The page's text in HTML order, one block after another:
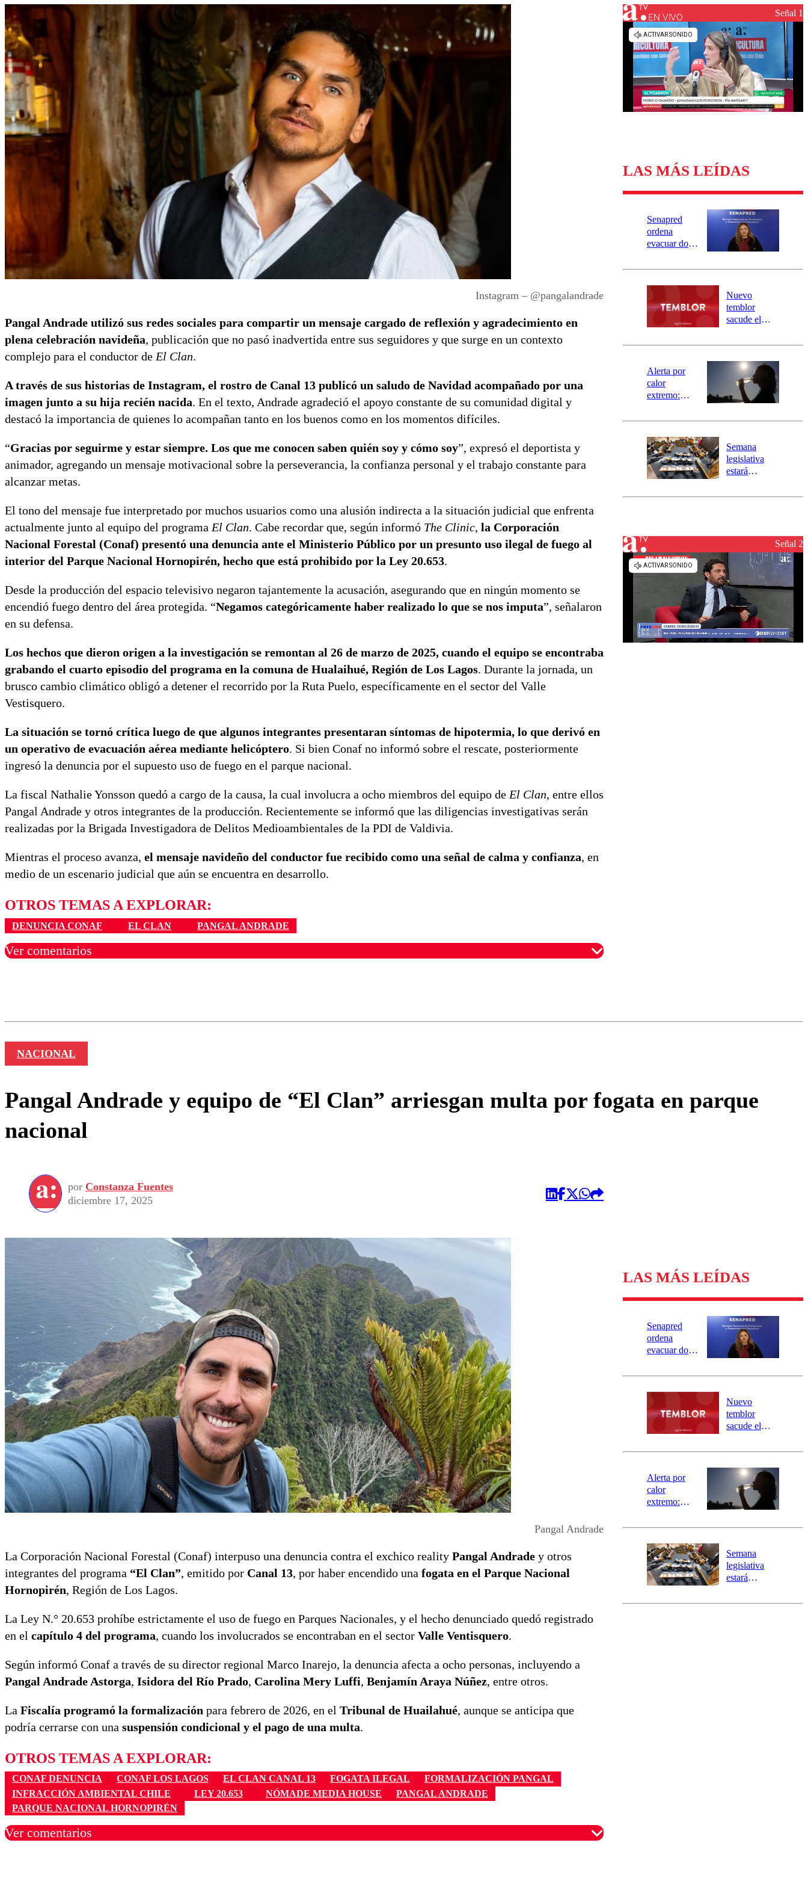
Universidad de Chile
Sustentabilidad
Instagram – @pangalandrade
Pangal Andrade utilizó sus redes sociales para compartir un mensaje cargado de reflexión y agradecimiento en
plena celebración navideña, publicación que no pasó inadvertida entre sus seguidores y que surge en un contexto
complejo para el conductor deEl Clan.
A través de sus historias de Instagram, el rostro de Canal 13 publicó un saludo de Navidad acompañado por una
imagen junto a su hija recién nacida. En el texto, Andrade agradeció el apoyo constante de su comunidad digital y
destacó la importancia de quienes lo acompañan tanto en los buenos como en los momentos difíciles.
“Gracias por seguirme y estar siempre. Los que me conocen saben quién soy y cómo soy”, expresó el deportista y
animador, agregando un mensaje motivacional sobre la perseverancia, la confianza personal y el trabajo constante para
alcanzar metas.
El tono del mensaje fue interpretado por muchos usuarios como una alusión indirecta a la situación judicial que enfrenta
actualmente junto al equipo del programaEl Clan. Cabe recordar que, según informó The Clinic, la Corporación
Nacional Forestal (Conaf) presentó una denuncia ante el Ministerio Público por un presunto uso ilegal de fuego al
interior del Parque Nacional Hornopirén, hecho que está prohibido por la Ley 20.653.
Desde la producción del espacio televisivo negaron tajantemente la acusación, asegurando que en ningún momento se
encendió fuego dentro del área protegida. “Negamos categóricamente haber realizado lo que se nos imputa”, señalaron
en su defensa.
Los hechos que dieron origen a la investigación se remontan al 26 de marzo de 2025, cuando el equipo se encontraba
grabando el cuarto episodio del programa en la comuna de Hualaihué, Región de Los Lagos. Durante la jornada, un
brusco cambio climático obligó a detener el recorrido por la Ruta Puelo, específicamente en el sector del Valle
Vestisquero.
La situación se tornó crítica luego de que algunos integrantes presentaran síntomas de hipotermia, lo que derivó en
un operativo de evacuación aérea mediante helicóptero. Si bien Conaf no informó sobre el rescate, posteriormente
ingresó la denuncia por el supuesto uso de fuego en el parque nacional.
La fiscal Nathalie Yonsson quedó a cargo de la causa, la cual involucra a ocho miembros del equipo deEl Clan, entre ellos
Pangal Andrade y otros integrantes de la producción. Recientemente se informó que las diligencias investigativas serán
realizadas por la Brigada Investigadora de Delitos Medioambientales de la PDI de Valdivia.
Mientras el proceso avanza, el mensaje navideño del conductor fue recibido como una señal de calma y confianza, en
medio de un escenario judicial que aún se encuentra en desarrollo.
OTROS TEMAS A EXPLORAR:
DENUNCIA CONAF EL CLAN PANGAL ANDRADE
Ver comentarios
EN VIVO Señal 1
LAS MÁS LEÍDAS
Senapred
ordena
evacuar dos
Carahue por
río Damas:
activa
mensajería
SAE
Nuevo
temblor
sacude el
revisa la
epicentro
Alerta por
calor
extremo:
activa Alerta
Preventiva en
tres comunas
Semana
legislativa
estará
el fin de la
reconstrucciónSeñal 2
NACIONAL
Pangal Andrade y equipo de “El Clan” arriesgan multa por fogata en parque
nacional
por Constanza Fuentes
diciembre 17, 2025
Pangal Andrade
La Corporación Nacional Forestal (Conaf) interpuso una denuncia contra el exchico reality Pangal Andrade y otros
integrantes del programa “El Clan”, emitido por Canal 13, por haber encendido una fogata en el Parque Nacional
Hornopirén, Región de Los Lagos.
La Ley N.° 20.653 prohíbe estrictamente el uso de fuego en Parques Nacionales, y el hecho denunciado quedó registrado
en el capítulo 4 del programa, cuando los involucrados se encontraban en el sector Valle Ventisquero.
Según informó Conaf a través de su director regional Marco Inarejo, la denuncia afecta a ocho personas, incluyendo a
Pangal Andrade Astorga, Isidora del Río Prado, Carolina Mery Luffi, Benjamín Araya Núñez, entre otros.
La Fiscalía programó la formalización para febrero de 2026, en el Tribunal de Huailahué, aunque se anticipa que
podría cerrarse con una suspensión condicional y el pago de una multa.
OTROS TEMAS A EXPLORAR:
CONAF DENUNCIA CONAF LOS LAGOS EL CLAN CANAL 13 FOGATA ILEGAL
FORMALIZACIÓN PANGAL
INFRACCIÓN AMBIENTAL CHILE
LEY 20.653 NÓMADE MEDIA HOUSE
PANGAL ANDRADE
PARQUE NACIONAL HORNOPIRÉN
Ver comentarios
LAS MÁS LEÍDAS
Senapred
ordena
evacuar dos
Carahue por
río Damas:
activa
mensajería
SAE
Nuevo
temblor
sacude el
revisa la
epicentro
Alerta por
calor
extremo:
activa Alerta
Preventiva en
tres comunas
Semana
legislativa
estará
el fin de la